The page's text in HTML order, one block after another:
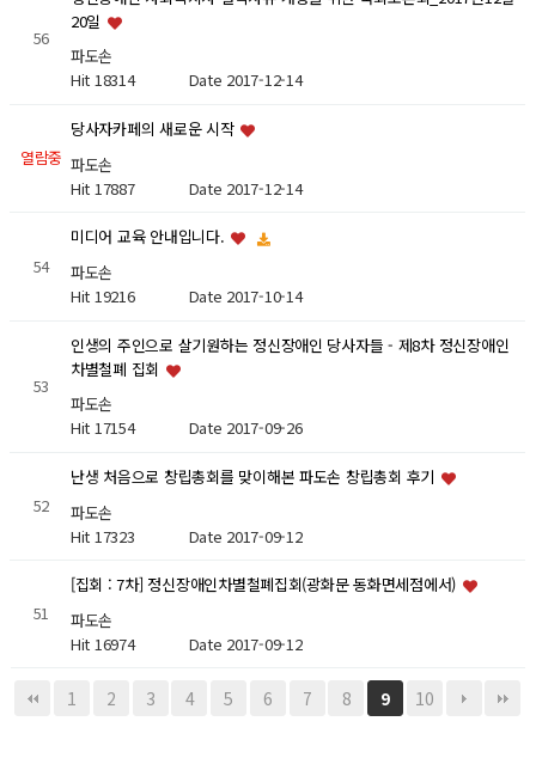
56
20일
파도손
Hit 18314 Date 2017-12-14
열람중
당사자카페의 새로운 시작
파도손
Hit 17887 Date 2017-12-14
54
미디어 교육 안내입니다.
파도손
Hit 19216 Date 2017-10-14
53
인생의 주인으로 살기원하는 정신장애인 당사자들 - 제8차 정신장애인
차별철폐 집회
파도손
Hit 17154 Date 2017-09-26
52
난생 처음으로 창립총회를 맞이해본 파도손 창립총회 후기
파도손
Hit 17323 Date 2017-09-12
51
[집회 : 7차] 정신장애인차별철폐집회(광화문 동화면세점에서)
파도손
Hit 16974 Date 2017-09-12
1 2 3 4 5 6 7 8 9 10